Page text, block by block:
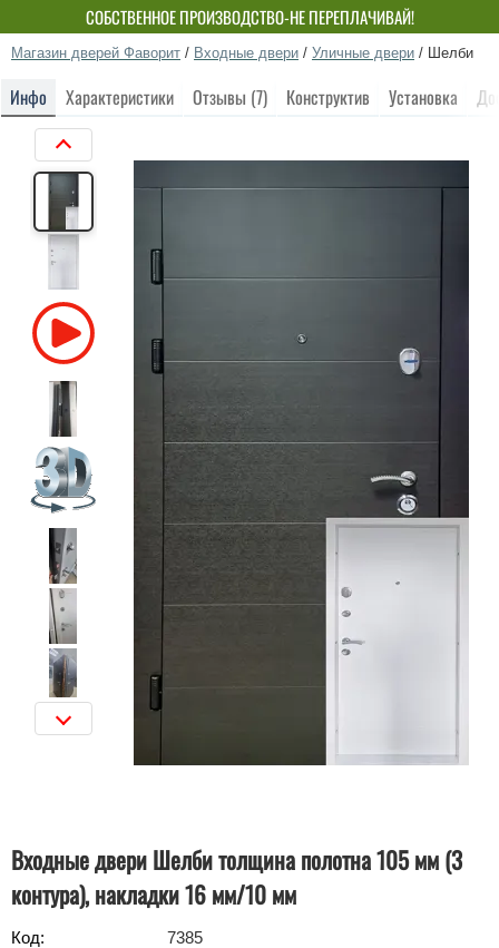
СОБСТВЕННОЕ ПРОИЗВОДСТВО-НЕ ПЕРЕПЛАЧИВАЙ!
Магазин дверей Фаворит / Входные двери / Уличные двери / Шелби
Инфо Характеристики Отзывы (7) Конструктив Установка
Входные двери Шелби толщина полотна 105 мм (3
контура), накладки 16 мм/10 мм
Код:
7385